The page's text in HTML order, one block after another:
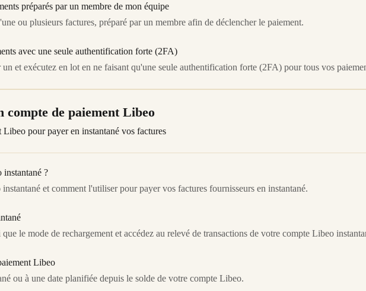
préparés par un membre de mon équipe
ou plusieurs factures, préparé par un membre afin de déclencher le paiement.
avec une seule authentification forte (2FA)
un et exécutez en lot en ne faisant qu'une seule authentification forte (2FA) pour tous vos
compte de paiement Libeo
pour payer en instantané vos factures
instantané ?
et comment l'utiliser pour payer vos factures fournisseurs en instantané.
le mode de rechargement et accédez au relevé de transactions de votre compte Libeo
Libeo
ou à une date planifiée depuis le solde de votre compte Libeo.